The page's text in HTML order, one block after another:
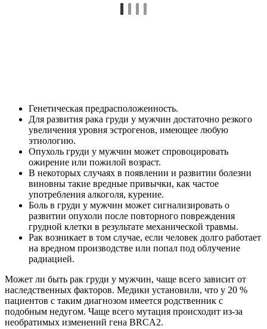
Генетическая предрасположенность.
Для развития рака груди у мужчин достаточно резкого
увеличения уровня эстрогенов, имеющее любую
этиологию.
Опухоль груди у мужчин может спровоцировать
ожирение или пожилой возраст.
В некоторых случаях в появлении и развитии болезни
виновны такие вредные привычки, как частое
употребления алкоголя, курение.
Боль в груди у мужчин может сигнализировать о
развитии опухоли после повторного повреждения
грудной клетки в результате механической травмы.
Рак возникает в том случае, если человек долго работает
на вредном производстве или попал под облучение
радиацией.
Может ли быть рак груди у мужчин, чаще всего зависит от
наследственных факторов. Медики установили, что у 20 %
пациентов с таким диагнозом имеется родственник с
подобным недугом. Чаще всего мутация происходит из-за
необратимых изменений гена BRCA2.